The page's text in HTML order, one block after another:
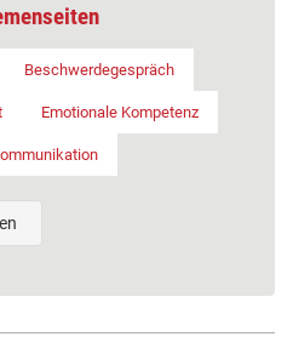
Beschwerdegespräch
Emotionale Kompetenz